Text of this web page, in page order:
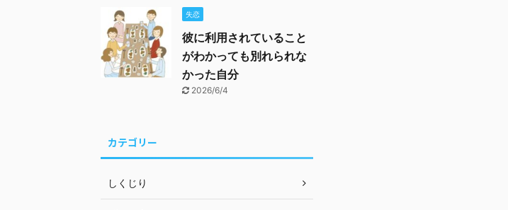
失恋
彼に利用されていること
がわかっても別れられな
かった自分
2026/6/4
カテゴリー
しくじり